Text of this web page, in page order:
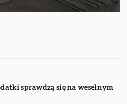
sprawdzą się na weselnym